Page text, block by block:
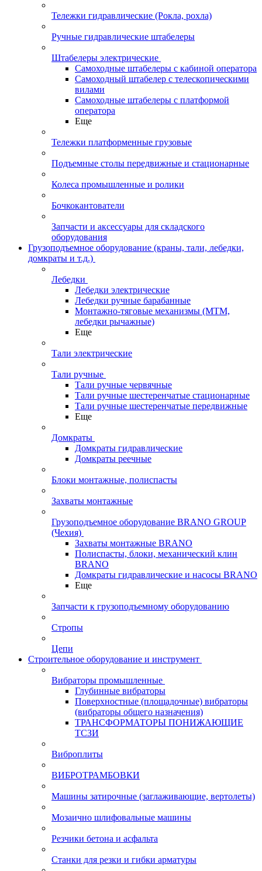
Тележки гидравлические (Рокла, рохла)
Ручные гидравлические штабелеры
Штабелеры электрические
Самоходные штабелеры с кабиной оператора
Самоходный штабелер с телескопическими
вилами
Самоходные штабелеры с платформой
оператора
Еще
Тележки платформенные грузовые
Подъемные столы передвижные и стационарные
Колеса промышленные и ролики
Бочкокантователи
Запчасти и аксессуары для складского
оборудования
Грузоподъемное оборудование (краны, тали, лебедки,
домкраты и т.д.)
Лебедки
Лебедки электрические
Лебедки ручные барабанные
Монтажно-тяговые механизмы (МТМ,
лебедки рычажные)
Еще
Тали электрические
Тали ручные
Тали ручные червячные
Тали ручные шестеренчатые стационарные
Тали ручные шестеренчатые передвижные
Еще
Домкраты
Домкраты гидравлические
Домкраты реечные
Блоки монтажные, полиспасты
Захваты монтажные
Грузоподъемное оборудование BRANO GROUP
(Чехия)
Захваты монтажные BRANO
Полиспасты, блоки, механический клин
BRANO
Домкраты гидравлические и насосы BRANO
Еще
Запчасти к грузоподъемному оборудованию
Стропы
Цепи
Строительное оборудование и инструмент
Вибраторы промышленные
Глубинные вибраторы
Поверхностные (площадочные) вибраторы
(вибраторы общего назначения)
ТРАНСФОРМАТОРЫ ПОНИЖАЮЩИЕ
ТСЗИ
Виброплиты
ВИБРОТРАМБОВКИ
Машины затирочные (заглаживающие, вертолеты)
Мозаично шлифовальные машины
Резчики бетона и асфальта
Станки для резки и гибки арматуры